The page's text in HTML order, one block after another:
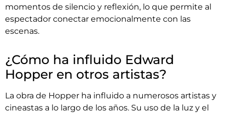
momentos de silencio y reflexión, lo que permite al
espectador conectar emocionalmente con las
escenas.
¿Cómo ha influido Edward
Hopper en otros artistas?
La obra de Hopper ha influido a numerosos artistas y
cineastas a lo largo de los años. Su uso de la luz y el